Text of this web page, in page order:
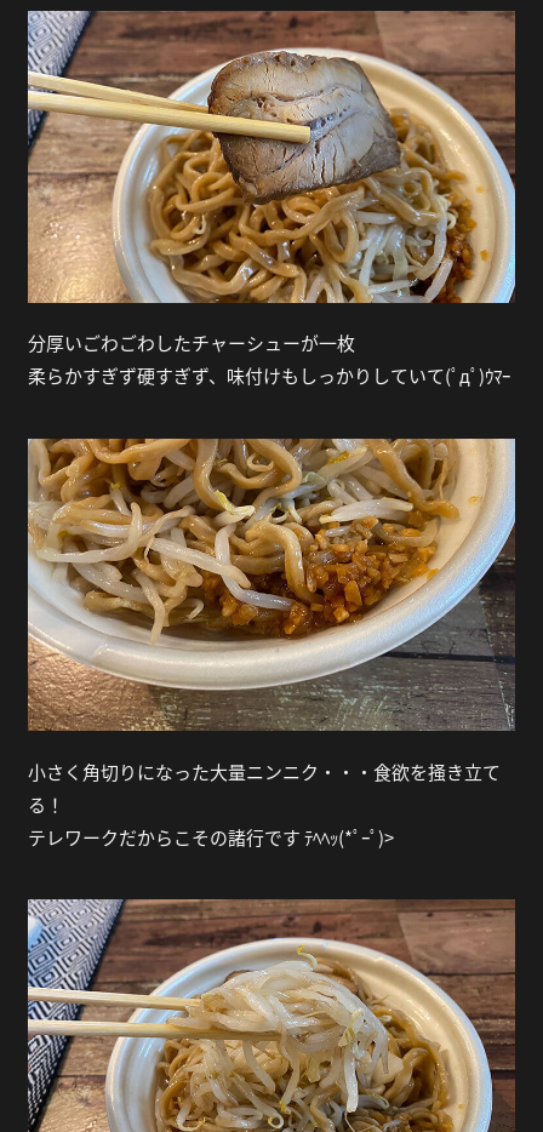
分厚いごわごわしたチャーシューが一枚
柔らかすぎず硬すぎず、味付けもしっかりしていて(ﾟдﾟ)ｳﾏｰ
小さく角切りになった大量ニンニク・・・食欲を掻き立て
る！
テレワークだからこその諸行です ﾃﾍﾍｯ(*ﾟｰﾟ)>